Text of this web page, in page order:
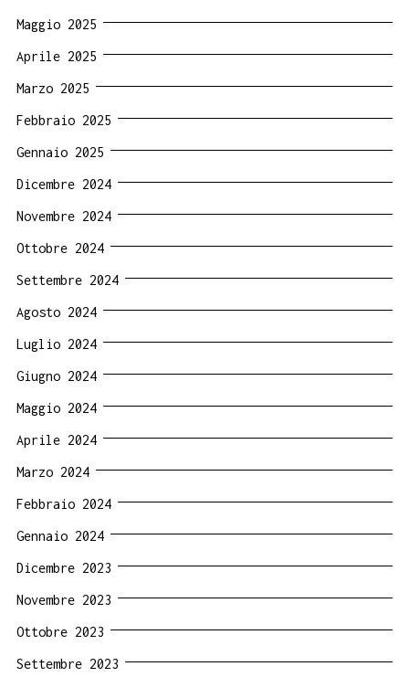
Maggio 2025
Aprile 2025
Marzo 2025
Febbraio 2025
Gennaio 2025
Dicembre 2024
Novembre 2024
Ottobre 2024
Settembre 2024
Agosto 2024
Luglio 2024
Giugno 2024
Maggio 2024
Aprile 2024
Marzo 2024
Febbraio 2024
Gennaio 2024
Dicembre 2023
Novembre 2023
Ottobre 2023
Settembre 2023